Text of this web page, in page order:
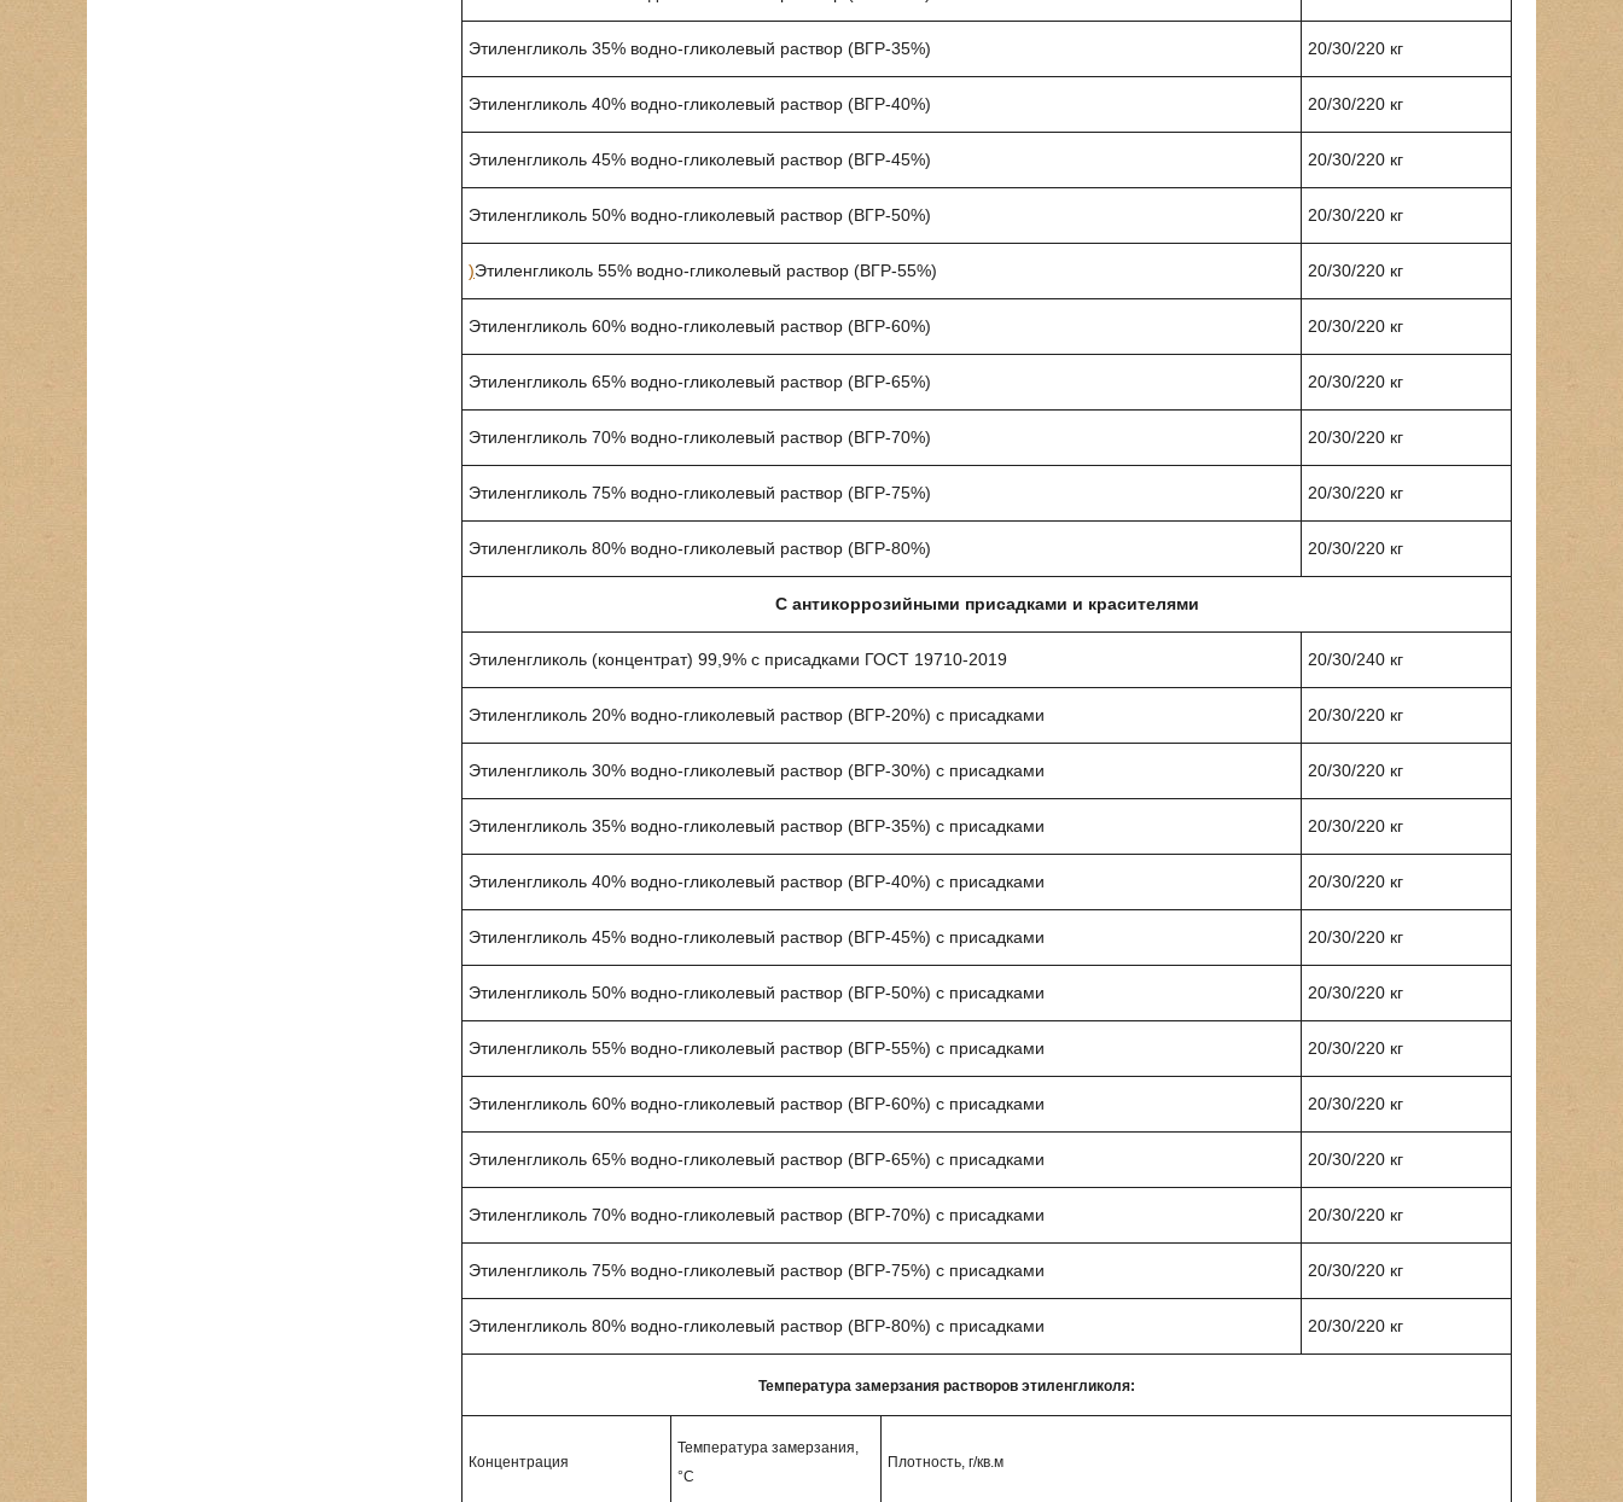
Этиленгликоль 35% водно-гликолевый раствор (ВГР-35%) 20/30/220 кг
Этиленгликоль 40% водно-гликолевый раствор (ВГР-40%) 20/30/220 кг
Этиленгликоль 45% водно-гликолевый раствор (ВГР-45%) 20/30/220 кг
Этиленгликоль 50% водно-гликолевый раствор (ВГР-50%) 20/30/220 кг
)Этиленгликоль 55% водно-гликолевый раствор (ВГР-55%) 20/30/220 кг
Этиленгликоль 60% водно-гликолевый раствор (ВГР-60%) 20/30/220 кг
Этиленгликоль 65% водно-гликолевый раствор (ВГР-65%) 20/30/220 кг
Этиленгликоль 70% водно-гликолевый раствор (ВГР-70%) 20/30/220 кг
Этиленгликоль 75% водно-гликолевый раствор (ВГР-75%) 20/30/220 кг
Этиленгликоль 80% водно-гликолевый раствор (ВГР-80%) 20/30/220 кг
С антикоррозийными присадками и красителями
Этиленгликоль (концентрат) 99,9% с присадками ГОСТ 19710-2019 20/30/240 кг
Этиленгликоль 20% водно-гликолевый раствор (ВГР-20%) с присадками 20/30/220 кг
Этиленгликоль 30% водно-гликолевый раствор (ВГР-30%) с присадками 20/30/220 кг
Этиленгликоль 35% водно-гликолевый раствор (ВГР-35%) с присадками 20/30/220 кг
Этиленгликоль 40% водно-гликолевый раствор (ВГР-40%) с присадками 20/30/220 кг
Этиленгликоль 45% водно-гликолевый раствор (ВГР-45%) с присадками 20/30/220 кг
Этиленгликоль 50% водно-гликолевый раствор (ВГР-50%) с присадками 20/30/220 кг
Этиленгликоль 55% водно-гликолевый раствор (ВГР-55%) с присадками 20/30/220 кг
Этиленгликоль 60% водно-гликолевый раствор (ВГР-60%) с присадками 20/30/220 кг
Этиленгликоль 65% водно-гликолевый раствор (ВГР-65%) с присадками 20/30/220 кг
Этиленгликоль 70% водно-гликолевый раствор (ВГР-70%) с присадками 20/30/220 кг
Этиленгликоль 75% водно-гликолевый раствор (ВГР-75%) с присадками 20/30/220 кг
Этиленгликоль 80% водно-гликолевый раствор (ВГР-80%) с присадками 20/30/220 кг
Температура замерзания растворов этиленгликоля:
Концентрация
Температура замерзания,
°C
Плотность, г/кв.м